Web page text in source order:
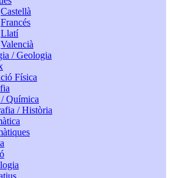
Castellà
Francés
Llatí
Valencià
/ Geologia
Física
Química
/ Història